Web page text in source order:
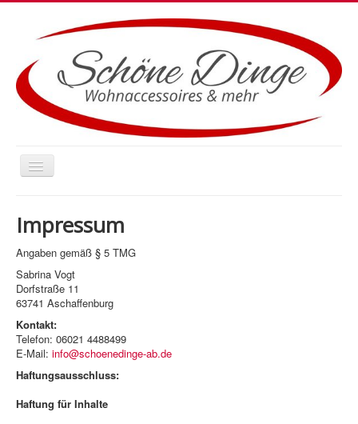
Impressum
Angaben gemäß § 5 TMG
Sabrina Vogt
Dorfstraße 11
63741 Aschaffenburg
Kontakt:
Telefon: 06021 4488499
E-Mail: info@schoenedinge-ab.de
Haftungsausschluss:
Haftung für Inhalte